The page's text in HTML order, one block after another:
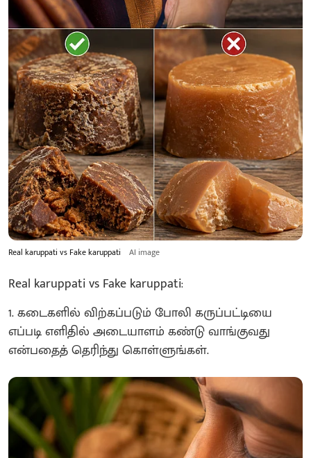
Real karuppati vs Fake karuppati AI image
Real karuppati vs Fake karuppati:
1. கடைகளில் விற்கப்படும் போலி கருப்பட்டியை
எப்படி எளிதில் அடையாளம் கண்டு வாங்குவது
என்பதைத் தெரிந்து கொள்ளுங்கள்.